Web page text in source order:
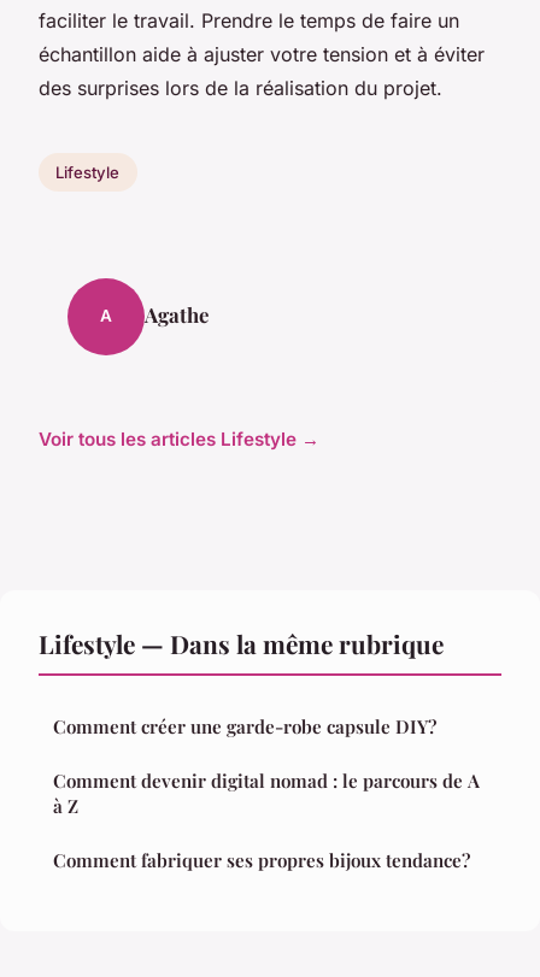
faciliter le travail. Prendre le temps de faire un
échantillon aide à ajuster votre tension et à éviter
des surprises lors de la réalisation du projet.
Lifestyle
A Agathe
Voir tous les articles Lifestyle →
Lifestyle — Dans la même rubrique
Comment créer une garde-robe capsule DIY?
Comment devenir digital nomad : le parcours de A
à Z
Comment fabriquer ses propres bijoux tendance?